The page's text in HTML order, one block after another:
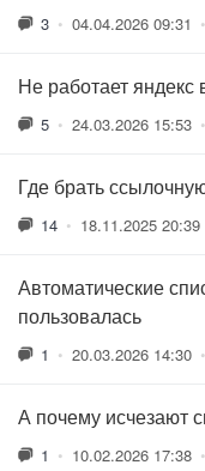
3 • 04.04.2026 09:31 •
Не работает яндекс
5 • 24.03.2026 15:53 •
Где брать
14 • 18.11.2025 20:39
Автоматические
пользовалась
1 • 20.03.2026 14:30 •
А почему исчезают
1 • 10.02.2026 17:38 •